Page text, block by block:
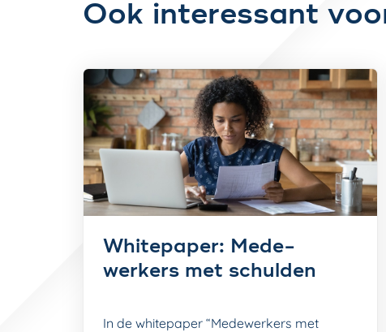
Ook interessant
Whitepaper: Mede­
werkers met schulden
In de whitepaper “Medewerkers met